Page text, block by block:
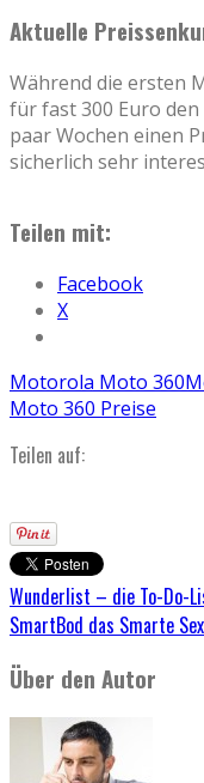
Aktuelle
Während die ersten
für fast 300 Euro
paar Wochen einen
sicherlich sehr
Teilen mit:
Facebook
X
Motorola Moto 360
Moto 360 Preise
Teilen auf:
Wunderlist – die To-Do-
SmartBod das Smarte
Über den Autor